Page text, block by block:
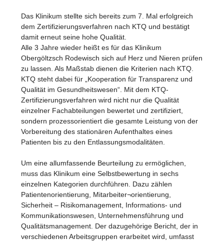
Das Klinikum stellte sich bereits zum 7. Mal erfolgreich
dem Zertifizierungsverfahren nach KTQ und bestätigt
damit erneut seine hohe Qualität.
Alle 3 Jahre wieder heißt es für das Klinikum
Obergöltzsch Rodewisch sich auf Herz und Nieren prüfen
zu lassen. Als Maßstab dienen die Kriterien nach KTQ.
KTQ steht dabei für „Kooperation für Transparenz und
Qualität im Gesundheitswesen“. Mit dem KTQ-
Zertifizierungsverfahren wird nicht nur die Qualität
einzelner Fachabteilungen bewertet und zertifiziert,
sondern prozessorientiert die gesamte Leistung von der
Vorbereitung des stationären Aufenthaltes eines
Patienten bis zu den Entlassungsmodalitäten.
Um eine allumfassende Beurteilung zu ermöglichen,
muss das Klinikum eine Selbstbewertung in sechs
einzelnen Kategorien durchführen. Dazu zählen
Patientenorientierung, Mitarbeiter¬orientierung,
Sicherheit – Risikomanagement, Informations- und
Kommunikationswesen, Unternehmensführung und
Qualitätsmanagement. Der dazugehörige Bericht, der in
verschiedenen Arbeitsgruppen erarbeitet wird, umfasst